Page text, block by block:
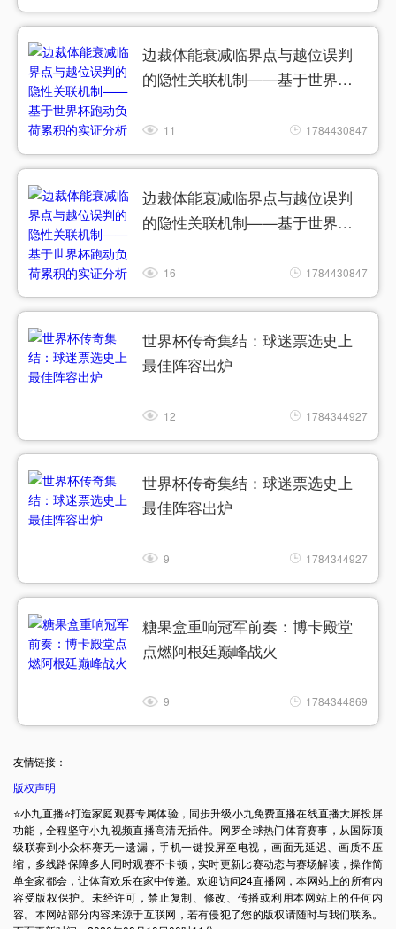
边裁体能衰减临界点与越位误判
的隐性关联机制——基于世界杯
11 1784430847
边裁体能衰减临界点与越位误判
的隐性关联机制——基于世界杯
16 1784430847
世界杯传奇集结：球迷票选史上
最佳阵容出炉
12 1784344927
世界杯传奇集结：球迷票选史上
最佳阵容出炉
9 1784344927
糖果盒重响冠军前奏：博卡殿堂
点燃阿根廷巅峰战火
9 1784344869
友情链接：
版权声明
⭐️小九直播⭐️打造家庭观赛专属体验，同步升级小九免费直播在线直播大屏投屏
功能，全程坚守小九视频直播高清无插件。网罗全球热门体育赛事，从国际顶
级联赛到小众杯赛无一遗漏，手机一键投屏至电视，画面无延迟、画质不压
缩，多线路保障多人同时观赛不卡顿，实时更新比赛动态与赛场解读，操作简
单全家都会，让体育欢乐在家中传递。欢迎访问24直播网，本网站上的所有内
容受版权保护。未经许可，禁止复制、修改、传播或利用本网站上的任何内
容。本网站部分内容来源于互联网，若有侵犯了您的版权请随时与我们联系。